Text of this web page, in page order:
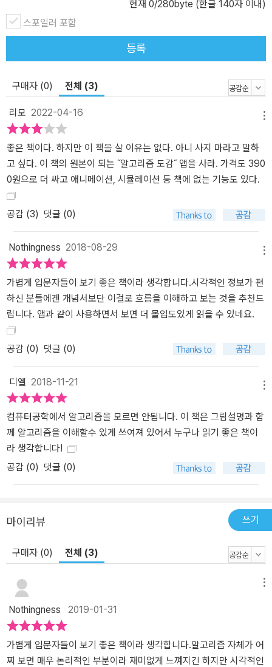
현재 0/280byte (한글 140자 이내)
스포일러 포함
등록
구매자 (0) 전체 (3)
리모 2022-04-16
좋은 책이다. 하지만 이 책을 살 이유는 없다. 아니 사지 마라고 말하
고 싶다. 이 책의 원본이 되는 ˝알고리즘 도감˝ 앱을 사라. 가격도 390
0원으로 더 싸고 애니메이션, 시뮬레이션 등 책에 없는 기능도 있다.
공감 (3) 댓글 (0)
Nothingness 2018-08-29
가볍게 입문자들이 보기 좋은 책이라 생각합니다.시각적인 정보가 편
하신 분들에겐 개념서보단 이걸로 흐름을 이해하고 보는 것을 추천드
립니다. 앱과 같이 사용하면서 보면 더 몰입도있게 읽을 수 있네요.
공감 (0) 댓글 (0)
디엘 2018-11-21
컴퓨터공학에서 알고리즘을 모르면 안됩니다. 이 책은 그림설명과 함
께 알고리즘을 이해할수 있게 쓰여져 있어서 누구나 읽기 좋은 책이
라 생각합니다!
공감 (0) 댓글 (0)
마이리뷰 쓰기
구매자 (0) 전체 (3)
Nothingness 2019-01-31
가볍게 입문자들이 보기 좋은 책이라 생각합니다.알고리즘 자체가 어
찌 보면 매우 논리적인 부분이라 재미없게 느껴지긴 하지만 시각적인